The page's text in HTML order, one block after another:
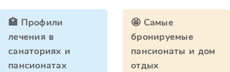
🏥 Профили
лечения в
санаториях и
пансионатах
🤩 Самые
бронируемые
пансионаты и дом
отдых